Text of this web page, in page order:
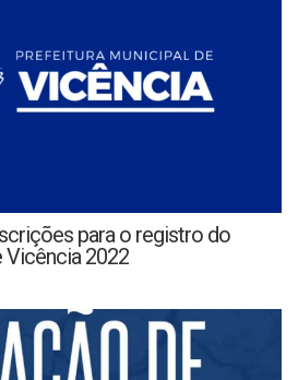
para o registro do
2022